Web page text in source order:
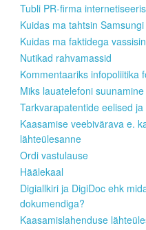
Tubli PR-firma
Kuidas ma tahtsin
Kuidas ma faktidega vassisin
Nutikad rahvamassid
Kommentaariks infopoliitika
Miks lauatelefoni
Tarkvarapatentide eelised
Kaasamise veebivärava e.
lähteülesanne
Ordi vastulause
Häälekaal
Digiallkiri ja DigiDoc ehk
dokumendiga?
Kaasamislahenduse